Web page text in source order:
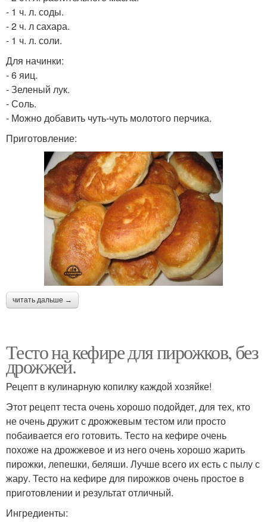
- 1 ч. л. соды.
- 2 ч. л сахара.
- 1 ч. л. соли.
Для начинки:
- 6 яиц.
- Зеленый лук.
- Соль.
- Можно добавить чуть-чуть молотого перчика.
Приготовление:
читать дальше →
Тесто на кефире для пирожков, без
дрожжей.
Рецепт в кулинарную копилку каждой хозяйке!
Этот рецепт теста очень хорошо подойдет, для тех, кто
не очень дружит с дрожжевым тестом или просто
побаивается его готовить. Тесто на кефире очень
похоже на дрожжевое и из него очень хорошо жарить
пирожки, лепешки, беляши. Лучше всего их есть с пылу с
жару. Тесто на кефире для пирожков очень простое в
приготовлении и результат отличный.
Ингредиенты: